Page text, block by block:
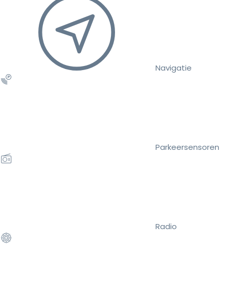
Navigatie
Parkeersensoren
Radio